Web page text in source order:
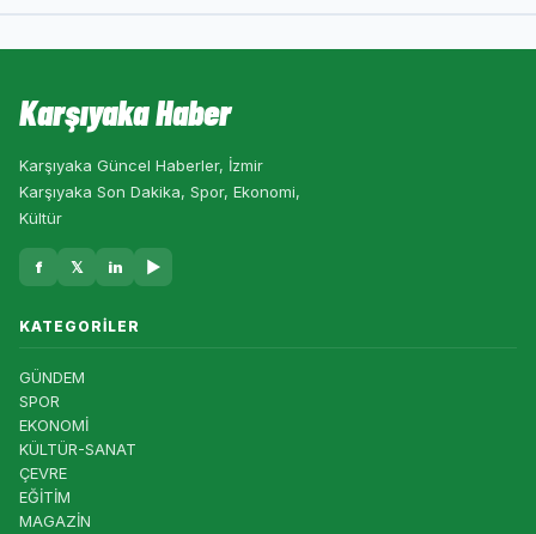
Karşıyaka Haber
Karşıyaka Güncel Haberler, İzmir
Karşıyaka Son Dakika, Spor, Ekonomi,
Kültür
f 𝕏 in ▶
KATEGORILER
GÜNDEM
SPOR
EKONOMİ
KÜLTÜR-SANAT
ÇEVRE
EĞİTİM
MAGAZİN